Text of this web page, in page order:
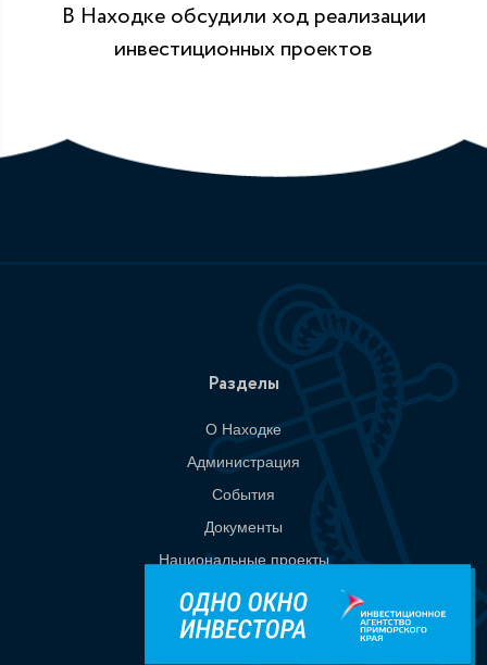
В Находке обсудили ход реализации
инвестиционных проектов
Разделы
О Находке
Администрация
События
Документы
Национальные проекты
Приемная
Контакты